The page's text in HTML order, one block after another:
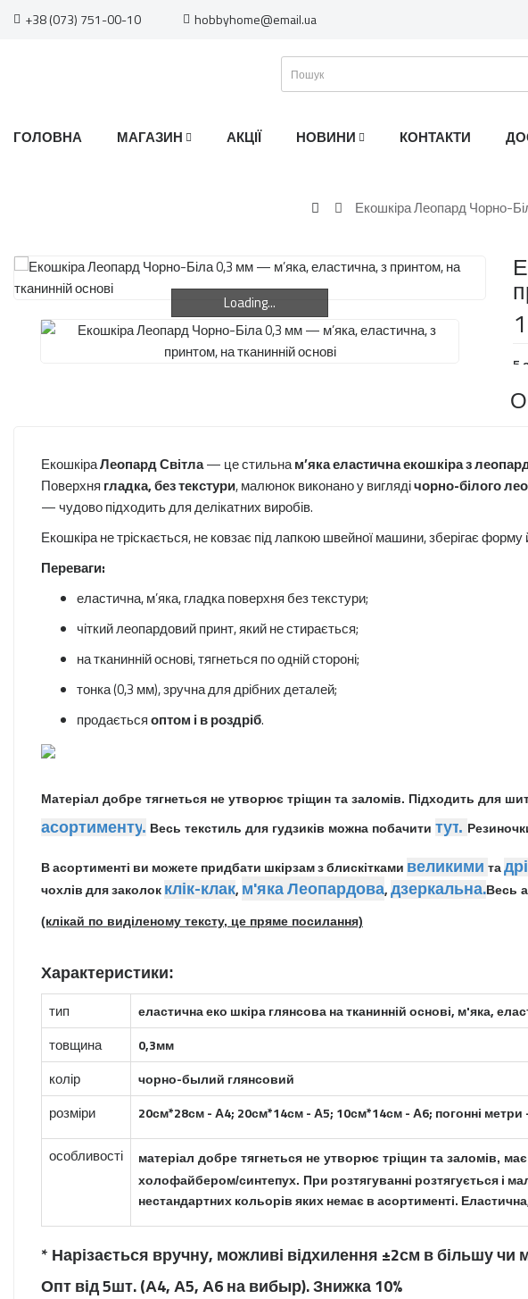
+38 (073) 751-00-10 hobbyhome@email.ua
ГОЛОВНА МАГАЗИН АКЦІЇ НОВИНИ КОНТАКТИ
Екошкіра Леопард Чорно-
Loading...
Loading...
5
ЕкошкіраЛеопард Світла— це стильнам’яка еластична екошкіра з
Поверхня гладка, без текстури, малюнок виконано у виглядічорно-білого
— чудово підходить для делікатних виробів.
Екошкіра не тріскається, не ковзає під лапкою швейної машини, зберігає
Переваги:
еластична, м’яка, гладка поверхня без текстури;
чіткий леопардовий принт, який не стирається;
на тканинній основі, тягнеться по одній стороні;
тонка (0,3 мм), зручна для дрібних деталей;
продаєтьсяоптом і в роздріб.
Матеріал добре тягнеться не утворює тріщин та заломів. Підходить для
асортименту. Весь текстиль для гудзиків можна побачити тут.
В асортименті ви можете придбати шкірзам з блискітками великими та
чохлів для заколокклік-клак, м'яка Леопардова,дзеркальна.Весь
(клікай по виділеному тексту, це пряме посилання)
Характеристики:
тип еластична еко шкіра глянсова на тканинній основі, м'яка,
товщина 0,3мм
колір чорно-былий глянсовий
розміри 20см*28см - А4; 20см*14см - А5; 10см*14см - А6; погонні
особливості матеріал добре тягнеться не утворює тріщин та заломів,
холофайбером/синтепух. При розтягуванні розтягується і
нестандартних кольорів яких немає в асортименті.
* Нарізається вручну, можливі відхилення ±2см в більшу чи
Опт від 5шт. (А4, А5, А6 на вибыр). Знижка 10%